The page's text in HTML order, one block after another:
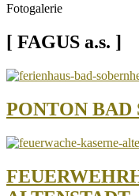
Fotogalerie
[ FAGUS a.s. ]
PONTON BAD